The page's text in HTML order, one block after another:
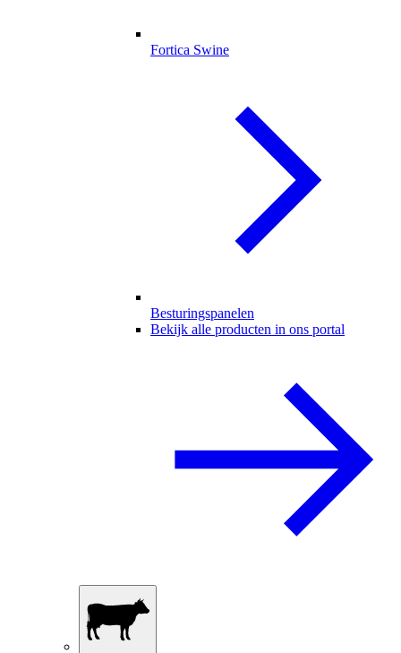
Fortica Swine
Besturingspanelen
Bekijk alle producten in ons portal